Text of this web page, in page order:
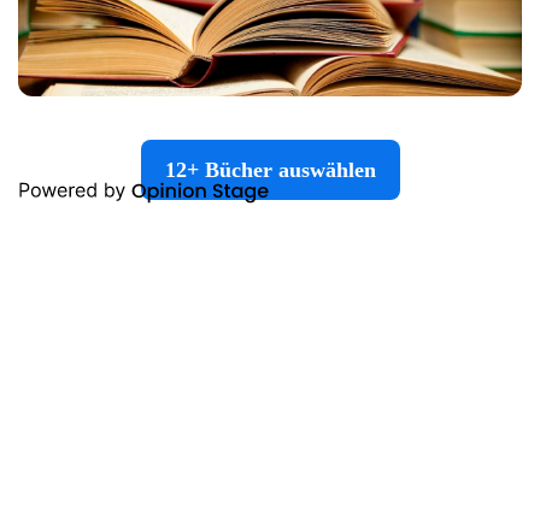
12+ Bücher auswählen